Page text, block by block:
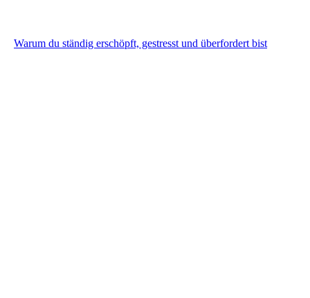
Warum du ständig erschöpft, gestresst und überfordert bist